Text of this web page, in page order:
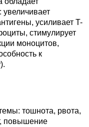
усиливает T-
стимулирует
моноцитов,
к
тошнота, рвота,
повышение